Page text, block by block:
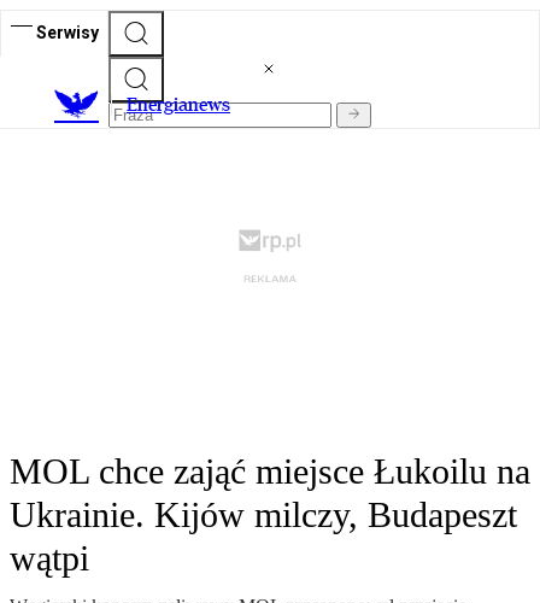
Serwisy
Energianews
MOL chce zająć miejsce Łukoilu na
Ukrainie. Kijów milczy, Budapeszt
wątpi